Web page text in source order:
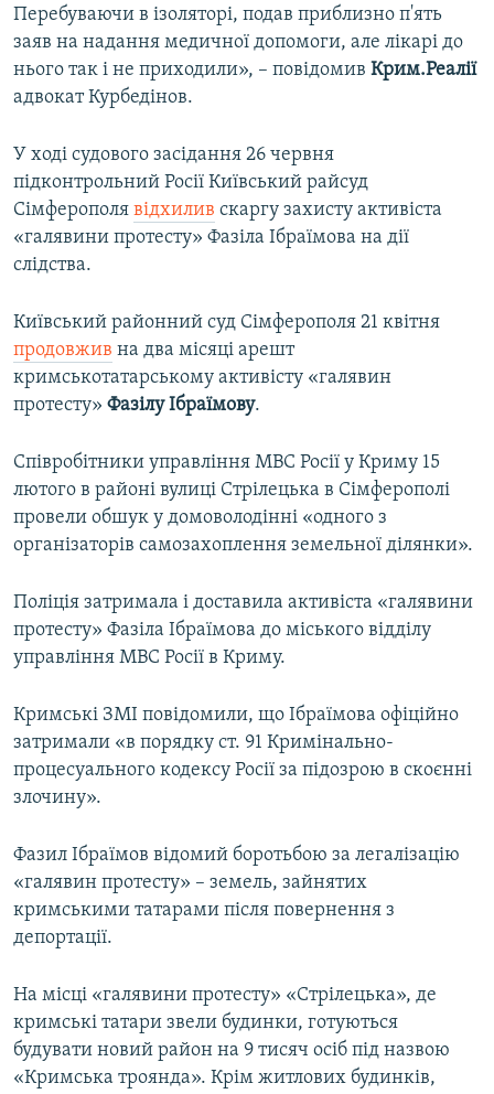
Перебуваючи в ізоляторі, подав приблизно п'ять
заяв на надання медичної допомоги, але лікарі до
нього так і не приходили», – повідомив Крим.Реалії
адвокат Курбедінов.
У ході судового засідання 26 червня
підконтрольний Росії Київський райсуд
Сімферополя відхилив скаргу захисту активіста
«галявини протесту» Фазіла Ібраїмова на дії
слідства.
Київський районний суд Сімферополя 21 квітня
продовжив на два місяці арешт
кримськотатарському активісту «галявин
протесту» Фазілу Ібраїмову.
Співробітники управління МВС Росії у Криму 15
лютого в районі вулиці Стрілецька в Сімферополі
провели обшук у домоволодінні «одного з
організаторів самозахоплення земельної ділянки».
Поліція затримала і доставила активіста «галявини
протесту» Фазіла Ібраїмова до міського відділу
управління МВС Росії в Криму.
Кримські ЗМІ повідомили, що Ібраїмова офіційно
затримали «в порядку ст. 91 Кримінально-
процесуального кодексу Росії за підозрою в скоєнні
злочину».
Фазил Ібраїмов відомий боротьбою за легалізацію
«галявин протесту» – земель, зайнятих
кримськими татарами після повернення з
депортації.
На місці «галявини протесту» «Стрілецька», де
кримські татари звели будинки, готуються
будувати новий район на 9 тисяч осіб під назвою
«Кримська троянда». Крім житлових будинків,